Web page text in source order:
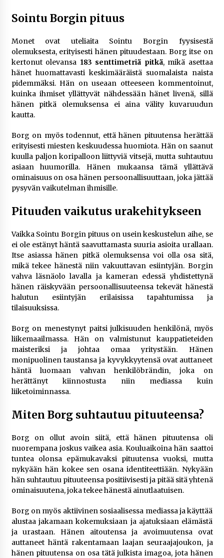
3 viikkoa sitten
Uutisankkuri Jan Andersson vaimo – faktat ja
huhut
3 viikkoa sitten
Pamela Anderson ikä, ura ja elämä
4 viikkoa sitten
10 euron talletuskasinot ja pikamaksut: mitä
suomalaisten pelaajien on hyvä tietää
4 viikkoa sitten
Toni Lapinlampi – tapaus, oikeudenkäynnit ja
mitä asiasta tiedetään
Sointu Borgin pituus
Monet ovat uteliaita Sointu Borgin fyysisestä
olemuksesta, erityisesti hänen pituudestaan. Borg itse on
kertonut olevansa 183 senttimetriä pitkä, mikä asettaa
hänet huomattavasti keskimääräistä suomalaista naista
pidemmäksi. Hän on useaan otteeseen kommentoinut,
kuinka ihmiset yllättyvät nähdessään hänet livenä, sillä
hänen pitkä olemuksensa ei aina välity kuvaruudun
kautta.
Borg on myös todennut, että hänen pituutensa herättää
erityisesti miesten keskuudessa huomiota. Hän on saanut
kuulla paljon koripalloon liittyviä vitsejä, mutta suhtautuu
asiaan huumorilla. Hänen mukaansa tämä yllättävä
ominaisuus on osa hänen persoonallisuuttaan, joka jättää
pysyvän vaikutelman ihmisille​.
Pituuden vaikutus urakehitykseen
Vaikka Sointu Borgin pituus on usein keskustelun aihe, se
ei ole estänyt häntä saavuttamasta suuria asioita urallaan.
Itse asiassa hänen pitkä olemuksensa voi olla osa sitä,
mikä tekee hänestä niin vakuuttavan esiintyjän. Borgin
vahva läsnäolo lavalla ja kameran edessä yhdistettynä
hänen räiskyvään persoonallisuuteensa tekevät hänestä
halutun esiintyjän erilaisissa tapahtumissa ja
tilaisuuksissa.
Borg on menestynyt paitsi julkisuuden henkilönä, myös
liikemaailmassa. Hän on valmistunut kauppatieteiden
maisteriksi ja johtaa omaa yritystään. Hänen
monipuolinen taustansa ja kyvykkyytensä ovat auttaneet
häntä luomaan vahvan henkilöbrändin, joka on
herättänyt kiinnostusta niin mediassa kuin
liiketoiminnassa.
Miten Borg suhtautuu pituuteensa?
Borg on ollut avoin siitä, että hänen pituutensa oli
nuorempana joskus vaikea asia. Kouluaikoina hän saattoi
tuntea olonsa epämukavaksi pituutensa vuoksi, mutta
nykyään hän kokee sen osana identiteettiään. Nykyään
hän suhtautuu pituuteensa positiivisesti ja pitää sitä yhtenä
ominaisuutena, joka tekee hänestä ainutlaatuisen.
Borg on myös aktiivinen sosiaalisessa mediassa ja käyttää
alustaa jakamaan kokemuksiaan ja ajatuksiaan elämästä
ja urastaan. Hänen aitoutensa ja avoimuutensa ovat
auttaneet häntä rakentamaan laajan seuraajajoukon, ja
hänen pituutensa on osa tätä julkista imagoa, jota hänen